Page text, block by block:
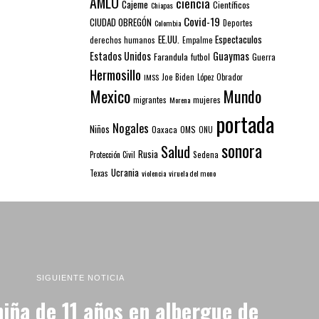
Cajeme Chiapas
Científicos
CIUDAD OBREGÓN Colombia Covid-19 Deportes
derechos humanos EE.UU. Empalme Espectaculos
Estados Unidos Farandula futbol Guaymas Guerra
Hermosillo IMSS Joe Biden López Obrador
Mexico migrantes Morena mujeres Mundo
Niños Nogales Oaxaca OMS ONU portada
Protección Civil Rusia Salud Sedena sonora
Texas Ucrania violencia viruela del mono
SIGUIENTE NOTICIA
de 11 años en albergue de